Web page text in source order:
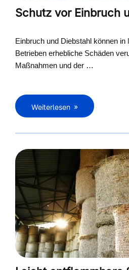
Schutz vor Einbruch
Einbruch und Diebstahl können in
Betrieben erhebliche Schäden
Maßnahmen und der …
Weiterlesen